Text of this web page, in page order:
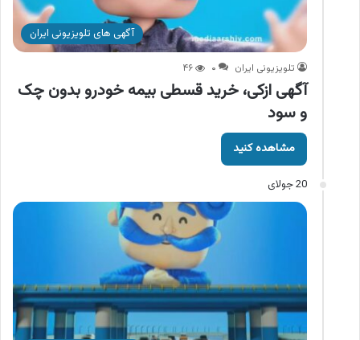
آگهی های تلویزیونی ایران
تلویزیونی ایران ۰ ۴۶
آگهی ازکی، خرید قسطی بیمه خودرو بدون چک
و سود
مشاهده کنید
20 جولای